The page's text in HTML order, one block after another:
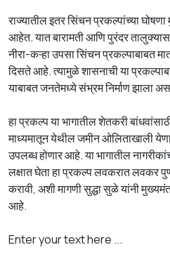
राज्यातील इतर सिंचन प्रकल्पांच्या
आहेत. यात बारामती आणि पुरंदर
नीरा-कऱ्हा उपसा सिंचन प्रकल्पाबाबत
दिसते आहे. त्यामुळे शासनाची या
याबाबत जनतेमध्ये संभ्रम निर्माण झाला
हा प्रकल्प या भागातील शेतकरी
माध्यमातून येथील जमीन ओलिताखाली
उपलब्ध होणार आहे. या भागातील
लक्षात घेता हा प्रकल्प लवकरात लवकर
करावी, अशी मागणी सुद्धा सुळे यांनी
आहे.
Enter your text here ...